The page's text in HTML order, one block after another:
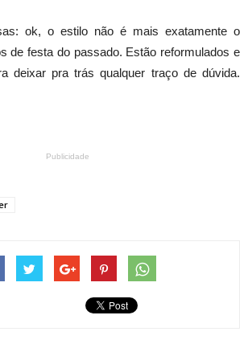
ok, o estilo não é mais exatamente o
de festa do passado. Estão reformulados e
deixar pra trás qualquer traço de dúvida.
Publicidade